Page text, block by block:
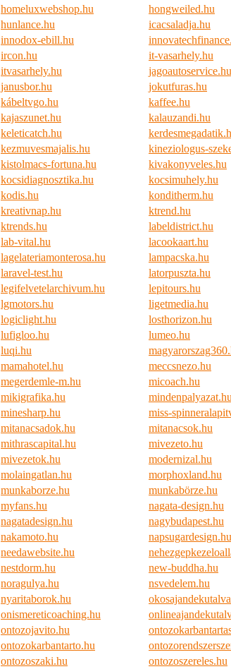
homeluxwebshop.hu
hongweiled.hu
hunlance.hu
icacsaladja.hu
innodox-ebill.hu
ircon.hu
it-vasarhely.hu
itvasarhely.hu
jagoautoservice.hu
janusbor.hu
jokutfuras.hu
kábeltvgo.hu
kaffee.hu
kajaszunet.hu
kalauzandi.hu
keleticatch.hu
kezmuvesmajalis.hu
kineziologus-
kistolmacs-fortuna.hu
kivakonyveles.hu
kocsidiagnosztika.hu
kocsimuhely.hu
kodis.hu
konditherm.hu
kreativnap.hu
ktrend.hu
ktrends.hu
labeldistrict.hu
lab-vital.hu
lacookaart.hu
lagelateriamonterosa.hu
lampacska.hu
laravel-test.hu
latorpuszta.hu
legifelvetelarchivum.hu
lepitours.hu
lgmotors.hu
ligetmedia.hu
logiclight.hu
losthorizon.hu
lufigloo.hu
lumeo.hu
luqi.hu
mamahotel.hu
meccsnezo.hu
megerdemle-m.hu
micoach.hu
mikigrafika.hu
mindenpalyazat.hu
minesharp.hu
miss-
mitanacsadok.hu
mitanacsok.hu
mithrascapital.hu
mivezeto.hu
mivezetok.hu
modernizal.hu
molaingatlan.hu
morphoxland.hu
munkaborze.hu
munkabörze.hu
myfans.hu
nagata-design.hu
nagatadesign.hu
nagybudapest.hu
nakamoto.hu
napsugardesign.hu
needawebsite.hu
nestdorm.hu
new-buddha.hu
noragulya.hu
nsvedelem.hu
nyaritaborok.hu
onismereticoaching.hu
ontozojavito.hu
ontozokarbantarto.hu
ontozoszaki.hu
ontozoszereles.hu